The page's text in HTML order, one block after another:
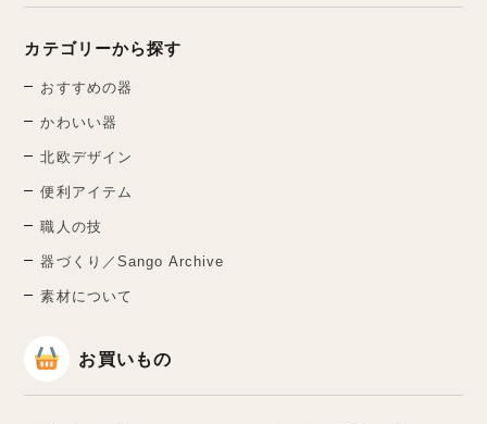
カテゴリーから探す
おすすめの器
かわいい器
北欧デザイン
便利アイテム
職人の技
器づくり／Sango Archive
素材について
お買いもの